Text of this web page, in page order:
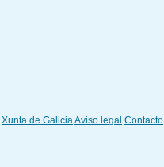
Xunta de GaliciaAviso legal Contacto